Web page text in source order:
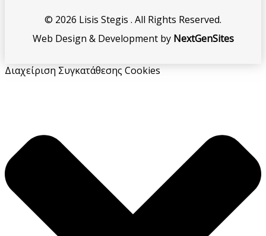
© 2026 Lisis Stegis . All Rights Reserved.
Web Design & Development by NextGenSites
Διαχείριση Συγκατάθεσης Cookies